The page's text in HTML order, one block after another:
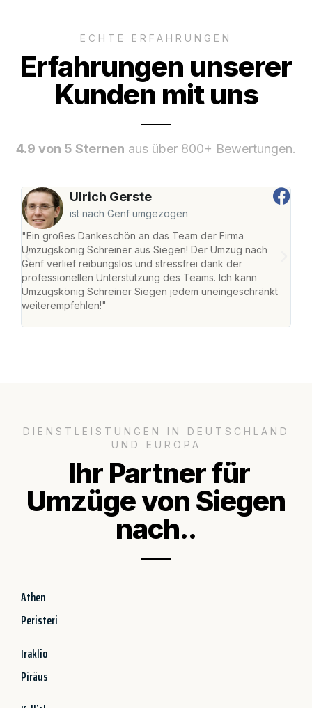
ECHTE ERFAHRUNGEN
Erfahrungen unserer
Kunden mit uns
4.9 von 5 Sternen aus über 800+ Bewertungen.
Ulrich Gerste
ist nach Genf umgezogen
"Ein großes Dankeschön an das Team der Firma
Umzugskönig Schreiner aus Siegen! Der Umzug nach
Genf verlief reibungslos und stressfrei dank der
professionellen Unterstützung des Teams. Ich kann
Umzugskönig Schreiner Siegen jedem uneingeschränkt
weiterempfehlen!"
DIENSTLEISTUNGEN IN DEUTSCHLAND
UND EUROPA
Ihr Partner für
Umzüge von Siegen
nach..
Athen
Peristeri
Iraklio
Piräus